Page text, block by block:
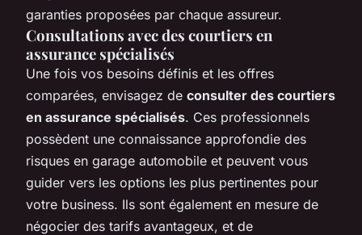
garanties proposées par chaque assureur.
Consultations avec des courtiers en
assurance spécialisés
Une fois vos besoins définis et les offres
comparées, envisagez de consulter des courtiers
en assurance spécialisés. Ces professionnels
possèdent une connaissance approfondie des
risques en garage automobile et peuvent vous
guider vers les options les plus pertinentes pour
votre business. Ils sont également en mesure de
négocier des tarifs avantageux, et de